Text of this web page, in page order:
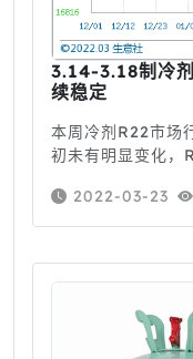
3.14-3.18制冷
续稳定
本周冷剂R22市场
初未有明显变化
R134a市场报价
是创弗化工整理的
2022-03-23